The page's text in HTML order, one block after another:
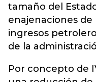
tamaño del
enajenaciones de
ingresos
de la
Por concepto de